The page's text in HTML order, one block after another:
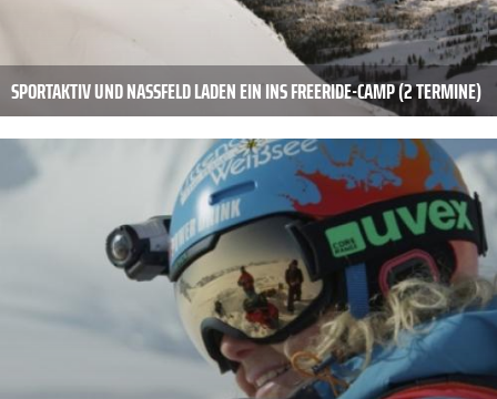
SPORTAKTIV UND NASSFELD LADEN EIN INS FREERIDE-CAMP (2 TERMINE)